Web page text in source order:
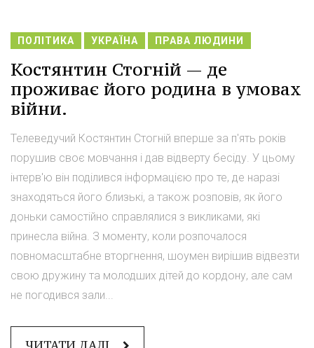
ПОЛІТИКА УКРАЇНА ПРАВА ЛЮДИНИ
Костянтин Стогній — де
проживає його родина в умовах
війни.
Телеведучий Костянтин Стогній вперше за п'ять років
порушив своє мовчання і дав відверту бесіду. У цьому
інтерв'ю він поділився інформацією про те, де наразі
знаходяться його близькі, а також розповів, як його
доньки самостійно справлялися з викликами, які
принесла війна. З моменту, коли розпочалося
повномасштабне вторгнення, шоумен вирішив відвезти
свою дружину та молодших дітей до кордону, але сам
не погодився зали...